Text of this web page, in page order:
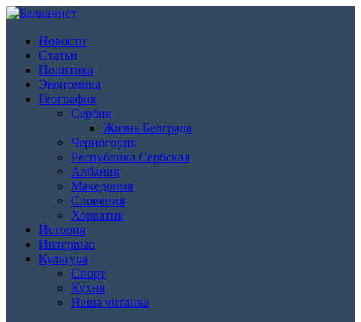
Новости
Статьи
Политика
Экономика
География
Сербия
Жизнь Белграда
Черногория
Республика Сербская
Албания
Македония
Словения
Хорватия
История
Интервью
Культура
Спорт
Кухня
Наша читанка